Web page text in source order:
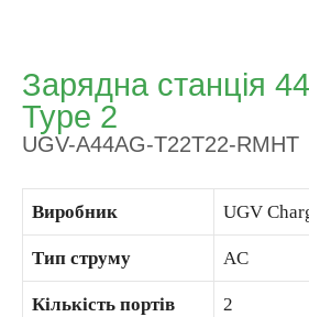
Зарядна станція
Type 2
UGV-A44AG-T22T22-RMHT
Виробник UGV
Тип струму AC
Кількість портів 2